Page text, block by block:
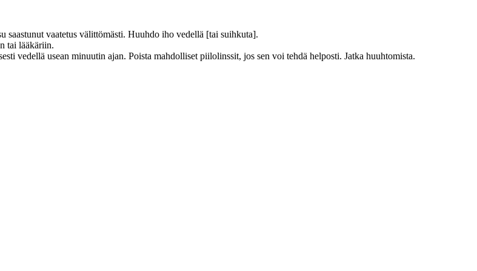
vaatetus välittömästi. Huuhdo iho vedellä [tai suihkuta].
tai lääkäriin.
usean minuutin ajan. Poista mahdolliset piilolinssit, jos sen voi tehdä helposti. Jatka huuhtomista.